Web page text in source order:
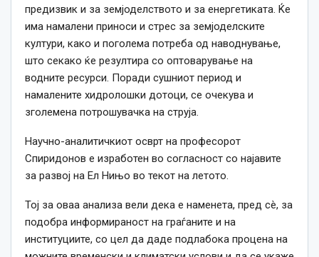
предизвик и за земјоделството и за енергетиката. Ќе
има намалени приноси и стрес за земјоделските
култури, како и поголема потреба од наводнување,
што секако ќе резултира со оптоварување на
водните ресурси. Поради сушниот период и
намалените хидролошки дотоци, се очекува и
зголемена потрошувачка на струја.
Научно-аналитичкиот осврт на професорот
Спиридонов е изработен во согласност со најавите
за развој на Ел Нињо во текот на летото.
Тој за оваа анализа вели дека е наменета, пред сè, за
подобра информираност на граѓаните и на
институциите, со цел да даде подлабока процена на